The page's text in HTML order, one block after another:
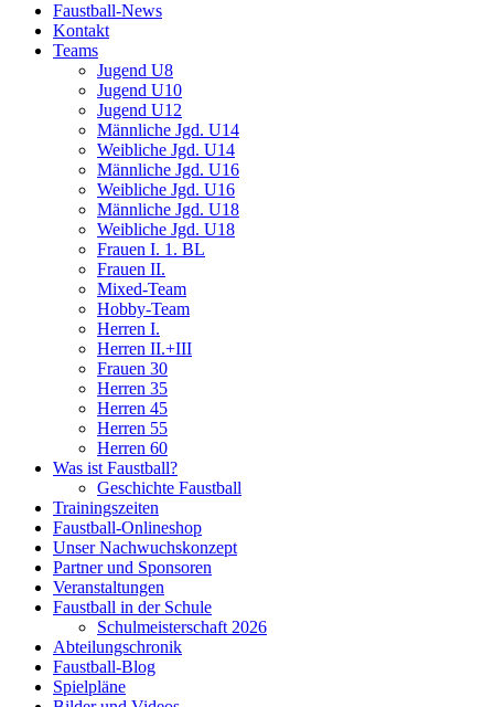
Faustball-News
Kontakt
Teams
Jugend U8
Jugend U10
Jugend U12
Männliche Jgd. U14
Weibliche Jgd. U14
Männliche Jgd. U16
Weibliche Jgd. U16
Männliche Jgd. U18
Weibliche Jgd. U18
Frauen I. 1. BL
Frauen II.
Mixed-Team
Hobby-Team
Herren I.
Herren II.+III
Frauen 30
Herren 35
Herren 45
Herren 55
Herren 60
Was ist Faustball?
Geschichte Faustball
Trainingszeiten
Faustball-Onlineshop
Unser Nachwuchskonzept
Partner und Sponsoren
Veranstaltungen
Faustball in der Schule
Schulmeisterschaft 2026
Abteilungschronik
Faustball-Blog
Spielpläne